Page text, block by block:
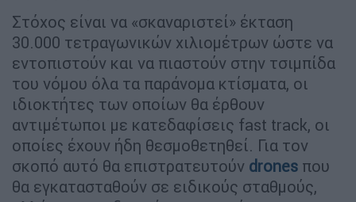
Στόχος είναι να «σκαναριστεί» έκταση
30.000 τετραγωνικών χιλιομέτρων ώστε να
εντοπιστούν και να πιαστούν στην τσιμπίδα
του νόμου όλα τα παράνομα κτίσματα, οι
ιδιοκτήτες των οποίων θα έρθουν
αντιμέτωποι με κατεδαφίσεις fast track, οι
οποίες έχουν ήδη θεσμοθετηθεί. Για τον
σκοπό αυτό θα επιστρατευτούν drones που
θα εγκατασταθούν σε ειδικούς σταθμούς,